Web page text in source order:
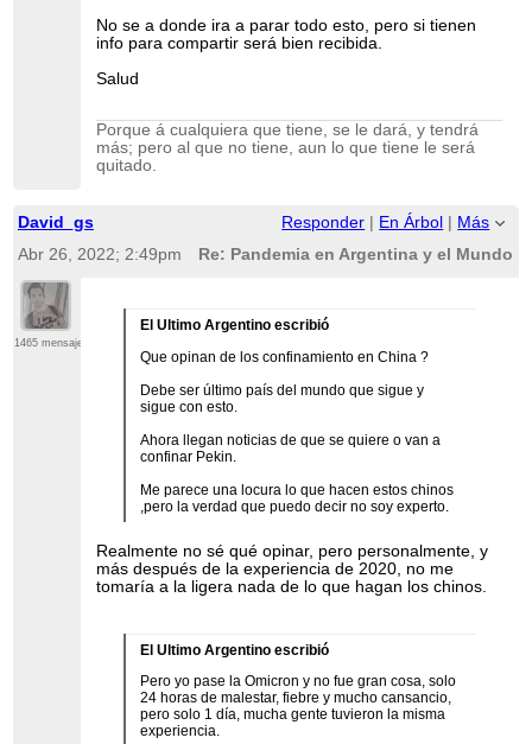
No se a donde ira a parar todo esto, pero si tienen
info para compartir será bien recibida.
Salud
Porque á cualquiera que tiene, se le dará, y tendrá
más; pero al que no tiene, aun lo que tiene le será
quitado.
David_gs Responder En Árbol
Más
Abr 26, 2022; 2:49pm
Re: Pandemia en Argentina y el Mundo
1465 mensajes
El Ultimo Argentino escribió
Que opinan de los confinamiento en China ?
Debe ser último país del mundo que sigue y
sigue con esto.
Ahora llegan noticias de que se quiere o van a
confinar Pekin.
Me parece una locura lo que hacen estos chinos
,pero la verdad que puedo decir no soy experto.
Realmente no sé qué opinar, pero personalmente, y
más después de la experiencia de 2020, no me
tomaría a la ligera nada de lo que hagan los chinos.
El Ultimo Argentino escribió
Pero yo pase la Omicron y no fue gran cosa, solo
24 horas de malestar, fiebre y mucho cansancio,
pero solo 1 día, mucha gente tuvieron la misma
experiencia.